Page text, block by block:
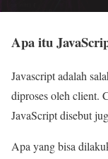
Apa itu
Javascript adalah
diproses oleh client.
JavaScript disebut
Apa yang bisa